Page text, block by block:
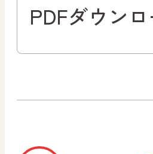
PDFダウン